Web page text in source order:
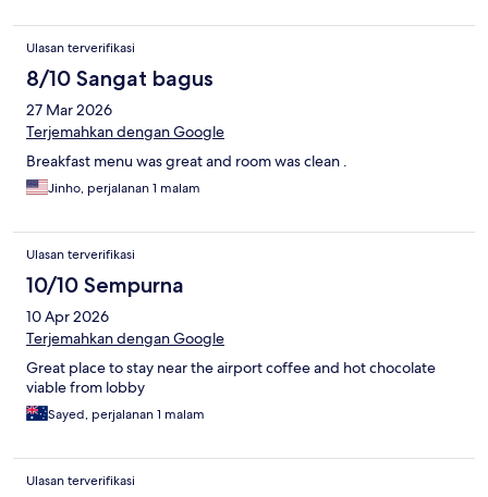
Ulasan terverifikasi
8/10 Sangat bagus
27 Mar 2026
Terjemahkan dengan Google
Breakfast menu was great and room was clean .
Jinho, perjalanan 1 malam
Ulasan terverifikasi
10/10 Sempurna
10 Apr 2026
Terjemahkan dengan Google
Great place to stay near the airport coffee and hot chocolate
viable from lobby
Sayed, perjalanan 1 malam
Ulasan terverifikasi